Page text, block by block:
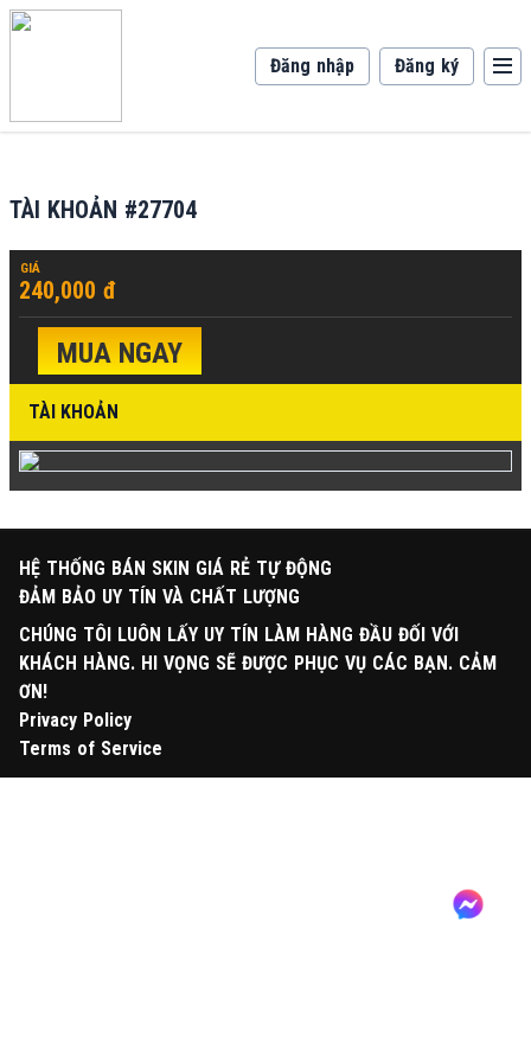
Đăng nhập Đăng ký
TÀI KHOẢN #27704
240,000 đ
GIÁ
MUA NGAY
TÀI KHOẢN
HỆ THỐNG BÁN SKIN GIÁ RẺ TỰ ĐỘNG
ĐẢM BẢO UY TÍN VÀ CHẤT LƯỢNG
CHÚNG TÔI LUÔN LẤY UY TÍN LÀM HÀNG ĐẦU ĐỐI VỚI
KHÁCH HÀNG. HI VỌNG SẼ ĐƯỢC PHỤC VỤ CÁC BẠN. CẢM
ƠN!
Privacy Policy
Terms of Service